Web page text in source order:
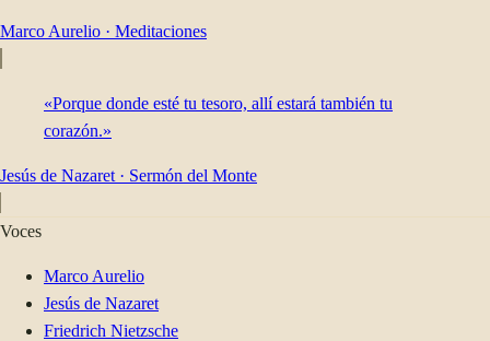
Marco Aurelio · Meditaciones
«Porque donde esté tu tesoro, allí estará también tu
corazón.»
Jesús de Nazaret · Sermón del Monte
Voces
Marco Aurelio
Jesús de Nazaret
Friedrich Nietzsche